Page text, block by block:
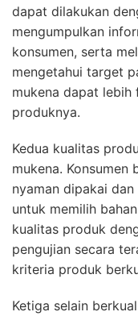
dapat dilakukan
mengumpulkan
konsumen, serta
mengetahui target
mukena dapat lebih
produknya.
Kedua kualitas
mukena. Konsumen
nyaman dipakai
untuk memilih
kualitas produk
pengujian secara
kriteria produk
Ketiga selain